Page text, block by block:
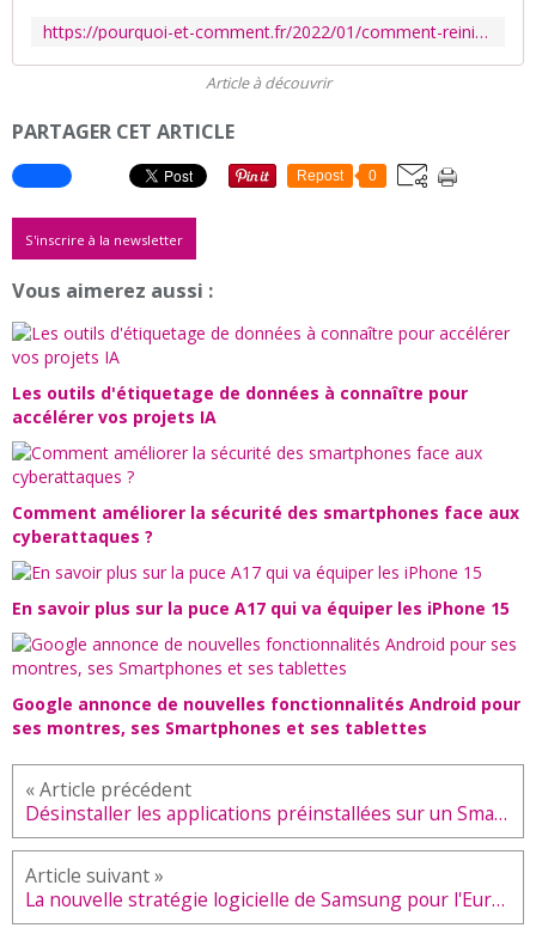
https://pourquoi-et-comment.fr/2022/01/comment-reinitialiser-tous-les-parametres-ios-15.html
Article à découvrir
PARTAGER CET ARTICLE
Repost 0
S'inscrire à la newsletter
Vous aimerez aussi :
Les outils d'étiquetage de données à connaître pour
accélérer vos projets IA
Comment améliorer la sécurité des smartphones face aux
cyberattaques ?
En savoir plus sur la puce A17 qui va équiper les iPhone 15
Google annonce de nouvelles fonctionnalités Android pour
ses montres, ses Smartphones et ses tablettes
Désinstaller les applications préinstallées sur un Smartphone Android
La nouvelle stratégie logicielle de Samsung pour l'Europe pourrait entraîner des mises à jour plus rapides